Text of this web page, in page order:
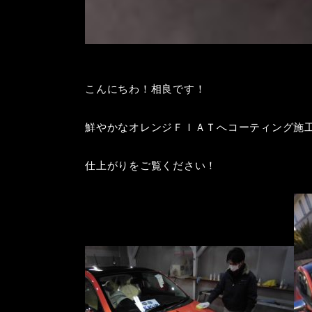
こんにちわ！相良です！
鮮やかなオレンジＦＩＡＴへコーティング施
仕上がりをご覧ください！